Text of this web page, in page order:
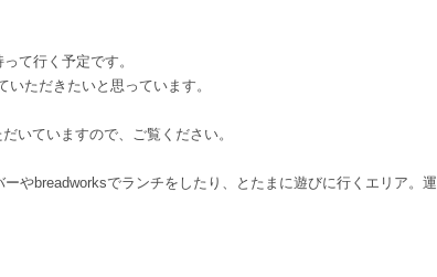
て行く予定です。
ただきたいと思っています。
いていますので、ご覧ください。
やbreadworksでランチをしたり、とたまに遊びに行くエリア。